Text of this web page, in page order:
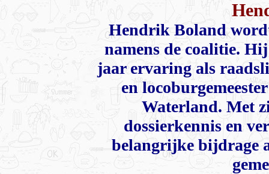
Hendrik Boland
namens de coalitie.
jaar ervaring als
en
Waterland. Met
dossierkennis en
belangrijke bijdrage